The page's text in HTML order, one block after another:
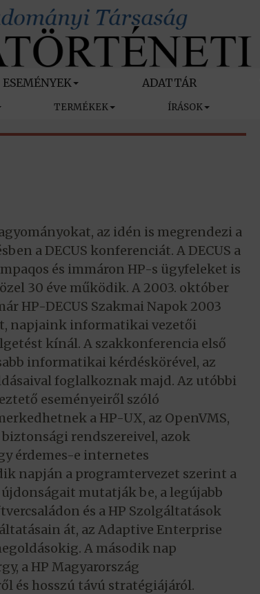
ADATTÁR
TERMÉKEK ÍRÁSOK
az idén is megrendezi a
a DECUS konferenciát. A DECUS a
és immáron HP-s ügyfeleket is
30 éve működik. A 2003. október
HP-DECUS Szakmai Napok 2003
napjaink informatikai vezetői
kínál. A szakkonferencia első
informatikai kérdéskörével, az
foglalkoznak majd. Az utóbbi
eseményeiről szóló
a HP-UX, az OpenVMS,
rendszereivel, azok
érdemes-e internetes
napján a programtervezet szerint a
mutatják be, a legújabb
és a HP Szolgáltatások
át, az Adaptive Enterprise
A második nap
a HP Magyarország
és hosszú távú stratégiájáról.